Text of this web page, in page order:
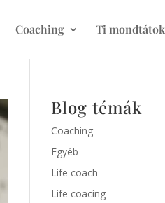
Coaching Ti mondtátok
Blog témák
Coaching
Egyéb
Life coach
Life coacing